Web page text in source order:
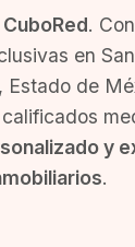
CuboRed.
en
Estado de
y
.